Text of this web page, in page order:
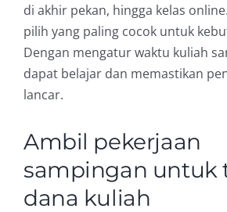
di akhir pekan, hingga kelas
pilih yang paling cocok untuk
Dengan mengatur waktu kuliah
dapat belajar dan memastikan
lancar.
Ambil pekerjaan
sampingan untuk
dana kuliah